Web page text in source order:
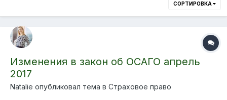
СОРТИРОВКА
Изменения в закон об ОСАГО апрель
2017
Natalie опубликовал тема в Страховое право